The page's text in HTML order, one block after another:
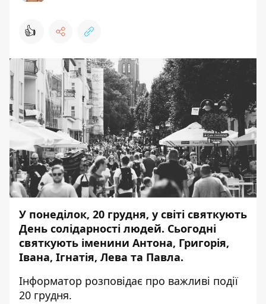
👍
У понеділок, 20 грудня, у світі святкують
День солідарності людей. Сьогодні
святкують іменини Антона, Григорія,
Івана, Ігнатія, Лева та Павла.
Інформатор розповідає про важливі події
20 грудня.